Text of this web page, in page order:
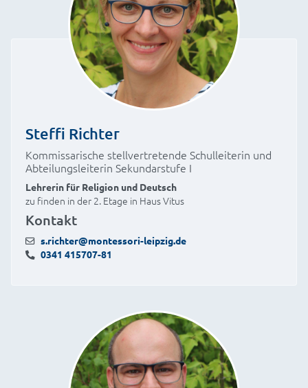
Steffi Richter
Kommissarische stellvertretende Schulleiterin und
Abteilungsleiterin Sekundarstufe I
Lehrerin für Religion und Deutsch
zu finden in der 2. Etage in Haus Vitus
Kontakt
s.richter@montessori-leipzig.de
0341 415707-81